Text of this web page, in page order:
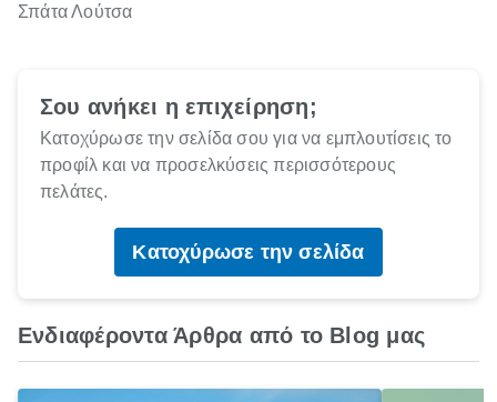
Σπάτα Λούτσα
Σου ανήκει η επιχείρηση;
Κατοχύρωσε την σελίδα σου για να εμπλουτίσεις το
προφίλ και να προσελκύσεις περισσότερους
πελάτες.
Κατοχύρωσε την σελίδα
Ενδιαφέροντα Άρθρα από το Blog μας